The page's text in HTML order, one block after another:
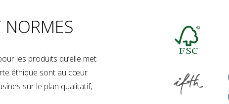
NORMES
les produits qu’elle met
éthique sont au cœur
sur le plan qualitatif,